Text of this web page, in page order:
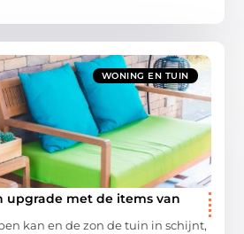
WONING EN TUIN
upgrade met de items van
kan en de zon de tuin in schijnt,